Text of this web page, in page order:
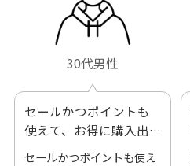
30代男性
セールかつポイントも
使えて、お得に購入出
来ました
セールかつポイントも使え